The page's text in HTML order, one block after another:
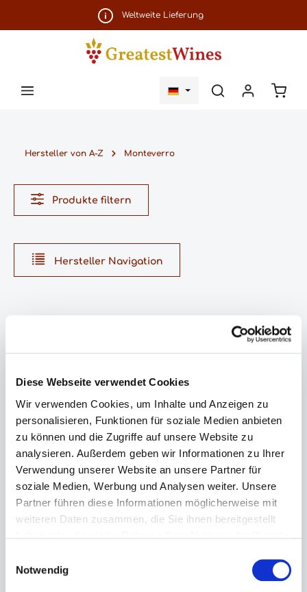
Diese Webseite verwendet Cookies
Wir verwenden Cookies, um Inhalte und Anzeigen zu
personalisieren, Funktionen für soziale Medien anbieten
zu können und die Zugriffe auf unsere Website zu
analysieren. Außerdem geben wir Informationen zu Ihrer
Verwendung unserer Website an unsere Partner für
soziale Medien, Werbung und Analysen weiter. Unsere
Partner führen diese Informationen möglicherweise mit
weiteren Daten zusammen, die Sie ihnen bereitgestellt
Notwendig
Zum Hauptinhalt springenWeltweite Lieferung
Hersteller von A-Z Monteverro
Produkte filtern
Hersteller Navigation
Produkte von Monteverro
Monteverro Tinata 2018